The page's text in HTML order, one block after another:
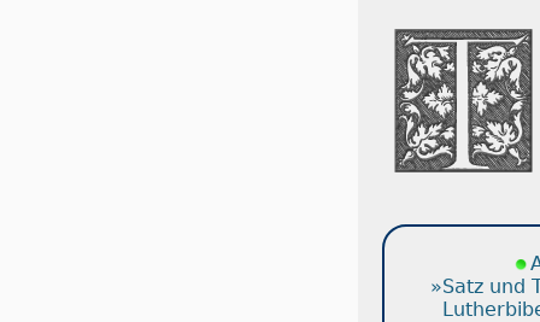
»Satz und